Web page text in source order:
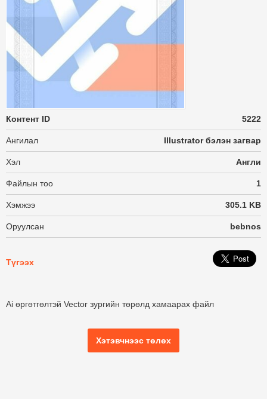
Контент ID 5222
Ангилал Illustrator бэлэн загвар
Хэл Англи
Файлын тоо 1
Хэмжээ 305.1 KB
Оруулсан bebnos
Түгээх
Ai өргөтгөлтэй Vector зургийн төрөлд хамаарах файл
Хэтэвчнээс төлөх